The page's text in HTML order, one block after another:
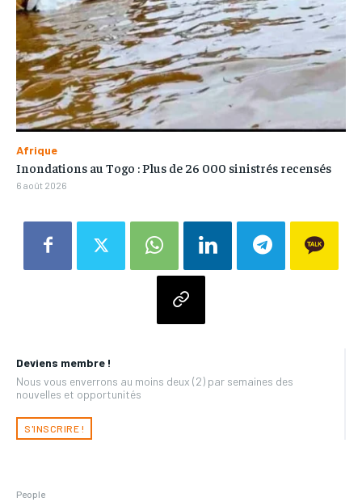
Deviens membre !
Nous vous enverrons au moins deux (2) par semaines des
nouvelles et opportunités
S'INSCRIRE !
People
Afrique
Inondations au Togo : Plus de 26 000 sinistrés recensés
6 août 2026